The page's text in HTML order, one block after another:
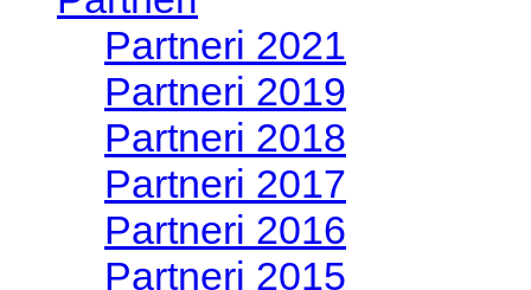
Partneri 2021
Partneri 2019
Partneri 2018
Partneri 2017
Partneri 2016
Partneri 2015